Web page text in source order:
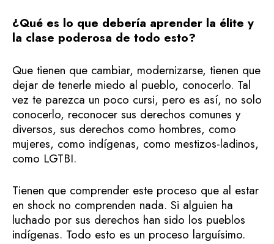
¿Qué es lo que debería aprender la élite y
la clase poderosa de todo esto?
Que tienen que cambiar, modernizarse, tienen que
dejar de tenerle miedo al pueblo, conocerlo. Tal
vez te parezca un poco cursi, pero es así, no solo
conocerlo, reconocer sus derechos comunes y
diversos, sus derechos como hombres, como
mujeres, como indígenas, como mestizos-ladinos,
como LGTBI.
Tienen que comprender este proceso que al estar
en shock no comprenden nada. Si alguien ha
luchado por sus derechos han sido los pueblos
indígenas. Todo esto es un proceso larguísimo.